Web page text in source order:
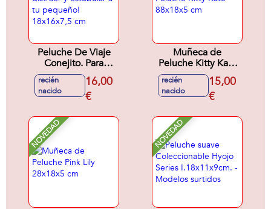
Peluche De Viaje
Conejito. Para
distraer y estubular
a tu pequeño!
18x16x7,5 cm
recién
nacido
16,00
€
Muñeca de
Peluche Kitty Kate
88x18x5 cm
recién
nacido
15,00
€
NOVEDAD NOVEDAD